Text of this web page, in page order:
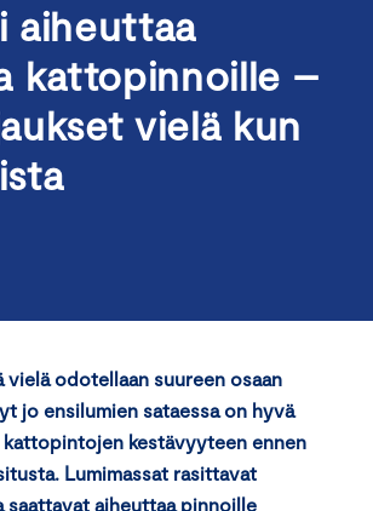
aiheuttaa
kattopinnoille –
vielä kun
vielä odotellaan suureen osaan
jo ensilumien sataessa on hyvä
kestävyyteen ennen
Lumimassat rasittavat
saattavat aiheuttaa pinnoille